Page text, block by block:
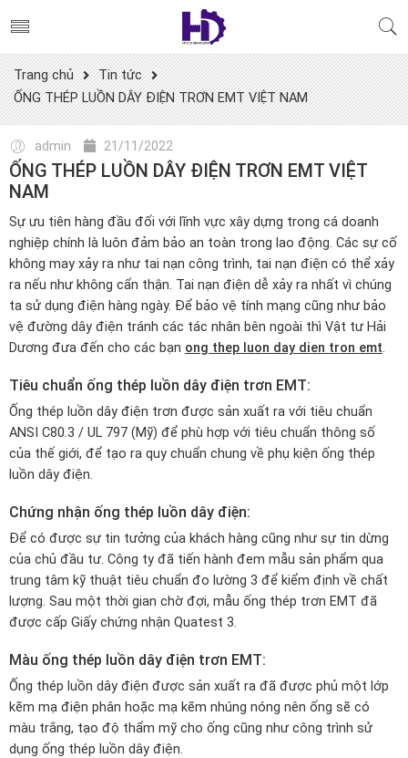
Trang chủ
Tin tức
ỐNG THÉP LUỒN DÂY ĐIỆN TRƠN EMT VIỆT NAM
admin 21/11/2022
ỐNG THÉP LUỒN DÂY ĐIỆN TRƠN EMT VIỆT
NAM
Sự ưu tiên hàng đầu đối với lĩnh vực xây dựng trong cá doanh
nghiệp chính là luôn đảm bảo an toàn trong lao động. Các sự cố
không may xảy ra như tai nạn công trình, tai nạn điện có thể xảy
ra nếu như không cẩn thận. Tai nạn điện dễ xảy ra nhất vì chúng
ta sử dụng điện hàng ngày. Để bảo vệ tính mạng cũng như bảo
vệ đường dây điện tránh các tác nhân bên ngoài thì Vật tư Hải
Dương đưa đến cho các bạn ong thep luon day dien tron emt.
Tiêu chuẩn ống thép luồn dây điện trơn EMT:
Ống thép luồn dây điện trơn được sản xuất ra với tiêu chuẩn
ANSI C80.3 / UL 797 (Mỹ) để phù hợp với tiêu chuẩn thông số
của thế giới, để tạo ra quy chuẩn chung về phụ kiện ống thép
luồn dây điện.
Chứng nhận ống thép luồn dây điện:
Để có được sự tin tưởng của khách hàng cũng như sự tin dừng
của chủ đầu tư. Công ty đã tiến hành đem mẫu sản phẩm qua
trung tâm kỹ thuật tiêu chuẩn đo lường 3 để kiểm định về chất
lượng. Sau một thời gian chờ đợi, mẫu ống thép trơn EMT đã
được cấp Giấy chứng nhận Quatest 3.
Màu ống thép luồn dây điện trơn EMT:
Ống thép luồn dây điện được sản xuất ra đã được phủ một lớp
kẽm mạ điện phân hoặc mạ kẽm nhúng nóng nên ống sẽ có
màu trắng, tạo độ thẩm mỹ cho ống cũng như công trình sử
dụng ống thép luồn dây điện.